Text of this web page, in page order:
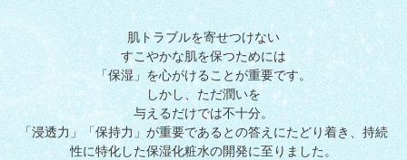
肌トラブルを寄せつけない
すこやかな肌を保つためには
「保湿」を心がけることが重要です。
しかし、ただ潤いを
与えるだけでは不十分。
「浸透力」「保持力」が重要であるとの答えにたどり着き、持続
性に特化した保湿化粧水の開発に至りました。